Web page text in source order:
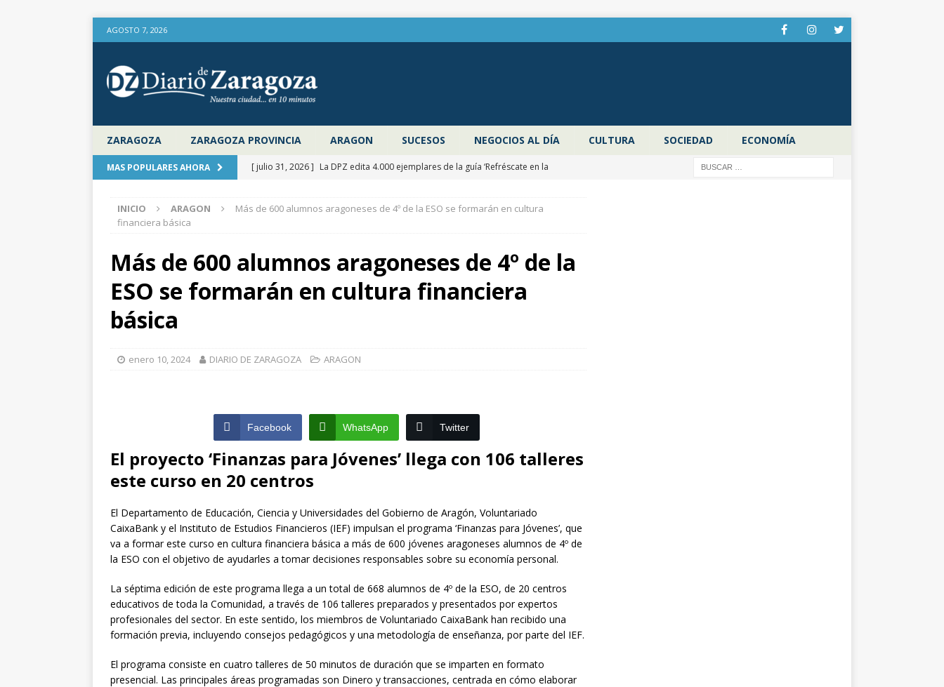
AGOSTO 7, 2026
ZARAGOZA ZARAGOZA PROVINCIA ARAGON SUCESOS NEGOCIOS AL DÍA CULTURA SOCIEDAD ECONOMÍA
MAS POPULARES AHORA [ julio 31, 2026 ] La DPZ edita 4.000 ejemplares de la guía ‘Refréscate en la
aire libre en el verano
ZARAGOZA PROVINCIA
la Diputación de Zaragoza con las entradas agotadas
CULTURA
[ julio 31, 2026 ] Zaragoza congela un año más los impuestos municipales y
de Santiago de la catedral de Tarazona tras una inversión de 304.000 euros
interceptaron poco después de robar en el interior de más de media docena de
ZARAGOZA
INICIO ARAGON
Más de 600 alumnos aragoneses de 4º de la ESO se formarán en cultura
financiera básica
Más de 600 alumnos aragoneses de 4º de la
ESO se formarán en cultura financiera
básica
enero 10, 2024 DIARIO DE ZARAGOZA ARAGON
Facebook WhatsApp Twitter
El proyecto ‘Finanzas para Jóvenes’ llega con 106 talleres
este curso en 20 centros
El Departamento de Educación, Ciencia y Universidades del Gobierno de Aragón, Voluntariado
CaixaBank y el Instituto de Estudios Financieros (IEF) impulsan el programa ‘Finanzas para Jóvenes’, que
va a formar este curso en cultura financiera básica a más de 600 jóvenes aragoneses alumnos de 4º de
la ESO con el objetivo de ayudarles a tomar decisiones responsables sobre su economía personal.
La séptima edición de este programa llega a un total de 668 alumnos de 4º de la ESO, de 20 centros
educativos de toda la Comunidad, a través de 106 talleres preparados y presentados por expertos
profesionales del sector. En este sentido, los miembros de Voluntariado CaixaBank han recibido una
formación previa, incluyendo consejos pedagógicos y una metodología de enseñanza, por parte del IEF.
El programa consiste en cuatro talleres de 50 minutos de duración que se imparten en formato
presencial. Las principales áreas programadas son Dinero y transacciones, centrada en cómo elaborar